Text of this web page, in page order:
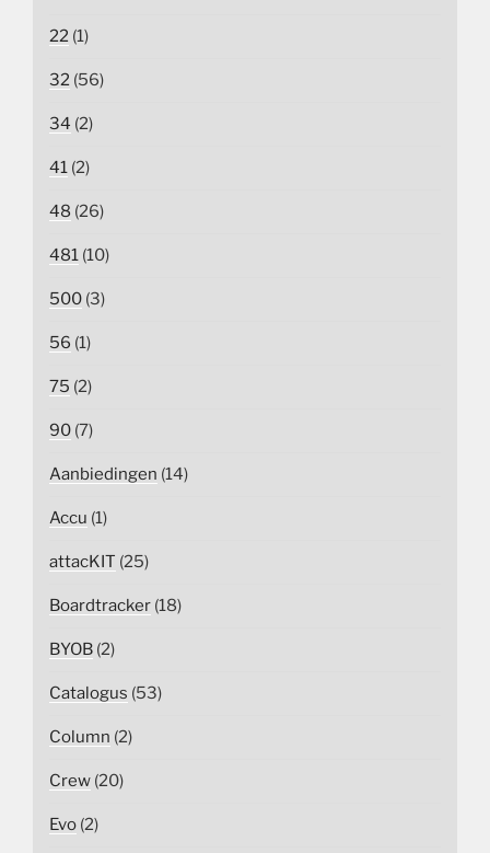
22 (1)
32 (56)
34 (2)
41 (2)
48 (26)
481 (10)
500 (3)
56 (1)
75 (2)
90 (7)
Aanbiedingen (14)
Accu (1)
attacKIT (25)
Boardtracker (18)
BYOB (2)
Catalogus (53)
Column (2)
Crew (20)
Evo (2)